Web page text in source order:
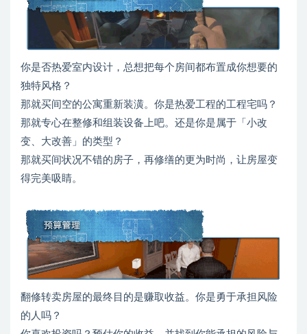
你是否热爱室内设计，总想把每个房间都布置成你想要的
独特风格？
那就买间空的公寓重新装潢。你是热爱工程的工程宅吗？
那就专心在整修和组装设备上吧。还是你是属于「小改
变、大改善」的类型？
那就买间状况不错的房子，再修缮的更为时尚，让房屋变
得完美吸睛。
翻修转卖房屋的最终目的是赚取收益。你是勇于承担风险
的人吗？